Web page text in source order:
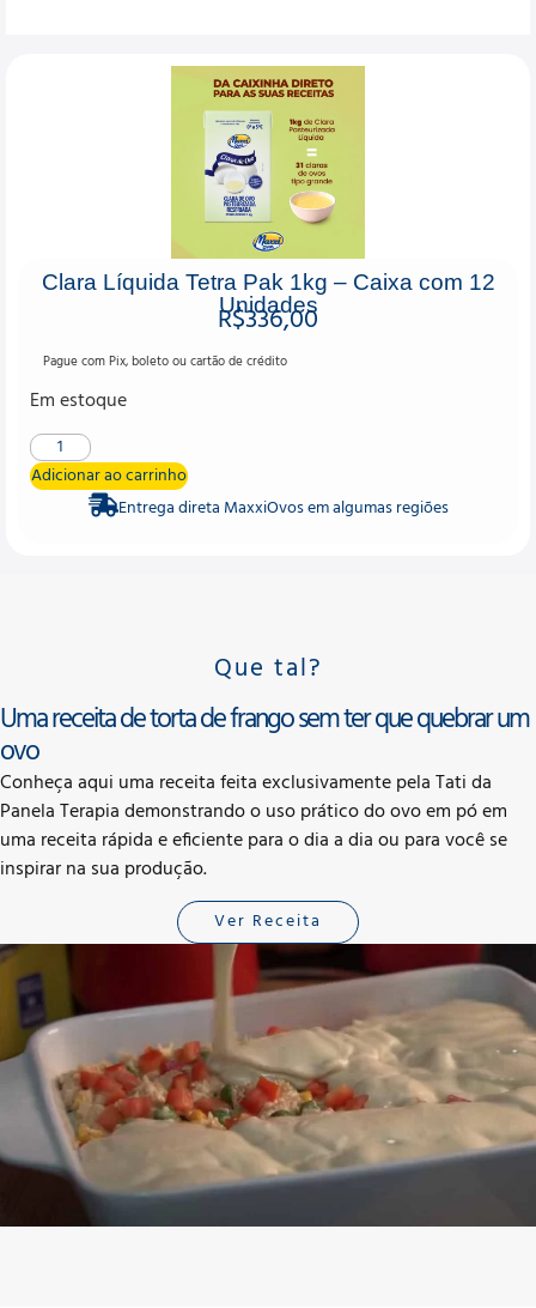
Clara Líquida Tetra Pak 1kg – Caixa com 12
Unidades
Entrega direta MaxxiOvos em algumas regiões
R$336,00
Pague com Pix, boleto ou cartão de crédito
Em estoque
Adicionar ao carrinho
Que tal?
Uma receita de torta de frango sem ter que quebrar um
ovo
Conheça aqui uma receita feita exclusivamente pela Tati da
Panela Terapia demonstrando o uso prático do ovo em pó em
uma receita rápida e eficiente para o dia a dia ou para você se
inspirar na sua produção.
Ver Receita